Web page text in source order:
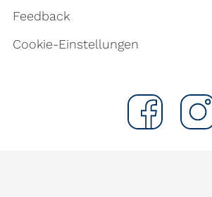
Feedback
Cookie-Einstellungen